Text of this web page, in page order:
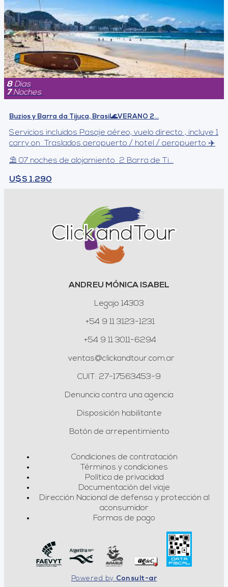
8Dias
7Noches
Buzios y Barra da Tijuca, Brasil🌊VERANO 2...
Servicios incluidos Pasaje aéreo, vuelo directo , incluye 1
carry on Traslados aeropuerto / hotel / aeropuerto ✈️
⛱️ 07 noches de alojamiento 2 Barra de Ti...
U$S 1.290
ANDREU MÓNICA ISABEL
Legajo 14303
+54 9 11 3123-1231
+54 9 11 3011-6294
ventas@clickandtour.com.ar
CUIT: 27-17563453-9
Denuncia contra una agencia
Disposición habilitante
Botón de arrepentimiento
Condiciones de contratación
Términos y condiciones
Política de privacidad
Documentación del viaje
Dirección Nacional de defensa y protección al
aconsumidor
Formas de pago
Powered by Consult-ar